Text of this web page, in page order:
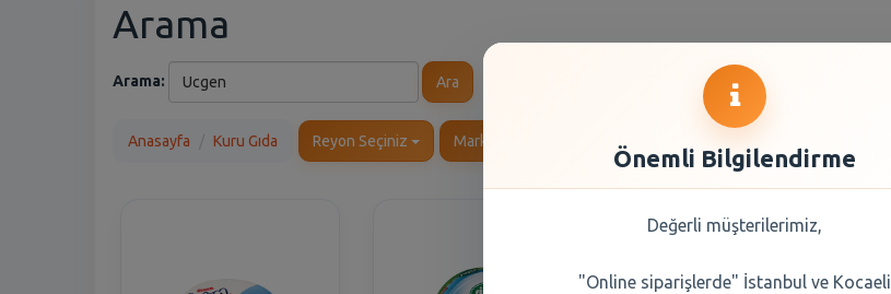
Arama
Arama: Ara
Anasayfa Kuru Gıda Reyon Seçiniz Marka Seçiniz
Önemli Bilgilendirme
Değerli müşterilerimiz,
"Online siparişlerde" İstanbul ve Kocaeli